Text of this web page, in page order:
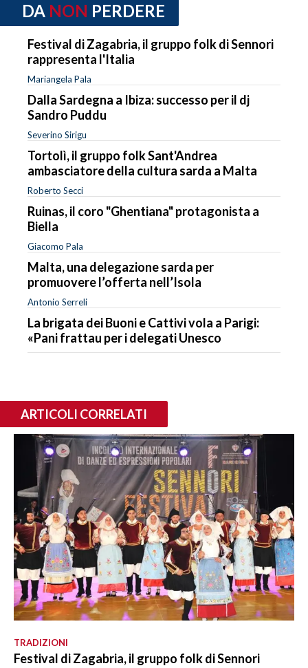
DA NON PERDERE
Festival di Zagabria, il gruppo folk di Sennori
rappresenta l'Italia
Mariangela Pala
Dalla Sardegna a Ibiza: successo per il dj
Sandro Puddu
Severino Sirigu
Tortolì, il gruppo folk Sant'Andrea
ambasciatore della cultura sarda a Malta
Roberto Secci
Ruinas, il coro "Ghentiana" protagonista a
Biella
Giacomo Pala
Malta, una delegazione sarda per
promuovere l’offerta nell’Isola
Antonio Serreli
La brigata dei Buoni e Cattivi vola a Parigi:
«Pani frattau per i delegati Unesco
ARTICOLI CORRELATI
TRADIZIONI
Festival di Zagabria, il gruppo folk di Sennori